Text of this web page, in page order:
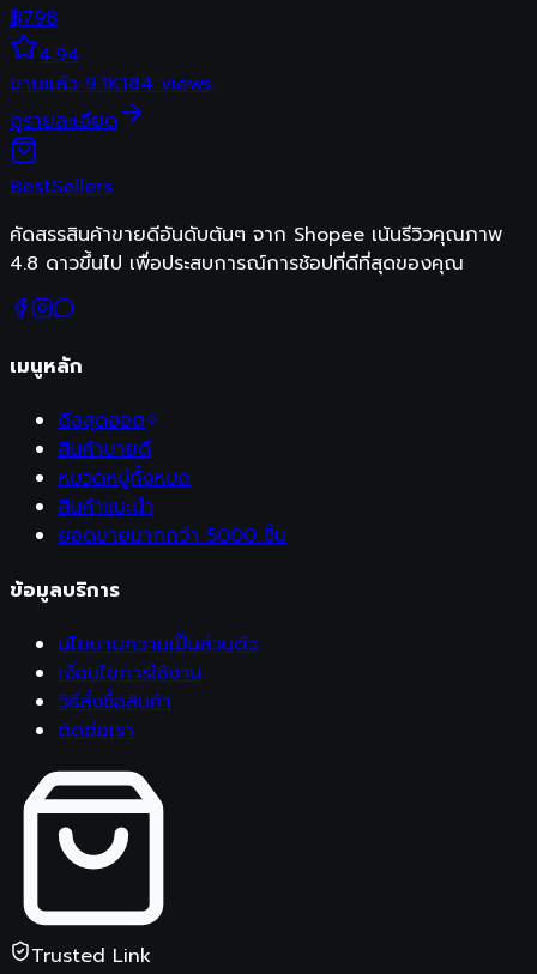
฿798
4.94
ขายแล้ว 9.1K184 views
ดูรายละเอียด
BestSellers
คัดสรรสินค้าขายดีอันดับต้นๆ จาก Shopee เน้นรีวิวคุณภาพ
4.8 ดาวขึ้นไป เพื่อประสบการณ์การช้อปที่ดีที่สุดของคุณ
เมนูหลัก
ดีลสุดฮอต
สินค้าขายดี
หมวดหมู่ทั้งหมด
สินค้าแนะนำ
ยอดขายมากกว่า 5000 ชิ้น
ข้อมูลบริการ
นโยบายความเป็นส่วนตัว
เงื่อนไขการใช้งาน
วิธีสั่งซื้อสินค้า
ติดต่อเรา
Trusted Link